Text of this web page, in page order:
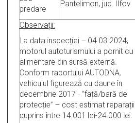
predare
Pantelimon, jud. Ilfov
Observații:
La data inspecției – 04.03.2024,
motorul autoturismului a pornit cu
alimentare din sursă externă.
Conform raportului AUTODNA,
vehiculul figurează cu daune în
decembrie 2017 - ”față/bară de
protecție” – cost estimat reparații
cuprins între 14.001 lei-24.000 lei.